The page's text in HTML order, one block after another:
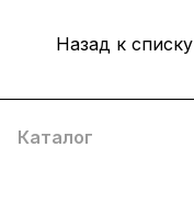
Назад к списку
Каталог